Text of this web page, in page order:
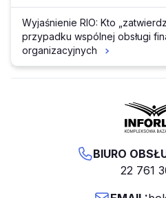
Wyjaśnienie RIO: Kto
przypadku wspólnej obsługi
organizacyjnych
BIURO
22 761